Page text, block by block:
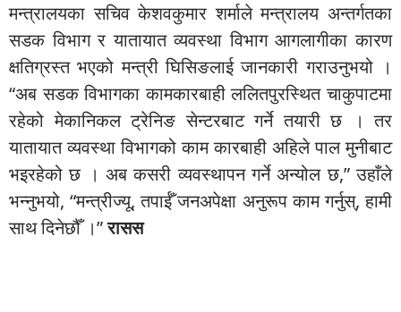
मन्त्रालयका सचिव केशवकुमार शर्माले मन्त्रालय अन्तर्गतका
सडक विभाग र यातायात व्यवस्था विभाग आगलागीका कारण
क्षतिग्रस्त भएको मन्त्री घिसिङलाई जानकारी गराउनुभयो ।
“अब सडक विभागका कामकारबाही ललितपुरस्थित चाकुपाटमा
रहेको मेकानिकल ट्रेनिङ सेन्टरबाट गर्ने तयारी छ । तर
यातायात व्यवस्था विभागको काम कारबाही अहिले पाल मुनीबाट
भइरहेको छ । अब कसरी व्यवस्थापन गर्ने अन्योल छ,” उहाँले
भन्नुभयो, “मन्त्रीज्यू, तपाईँ जनअपेक्षा अनुरूप काम गर्नुस्, हामी
साथ दिनेछौँ ।”रासस